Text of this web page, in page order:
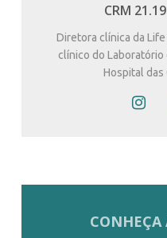
CRM
Diretora clínica da
clínico do Laboratório
Hospital das
CONHEÇA